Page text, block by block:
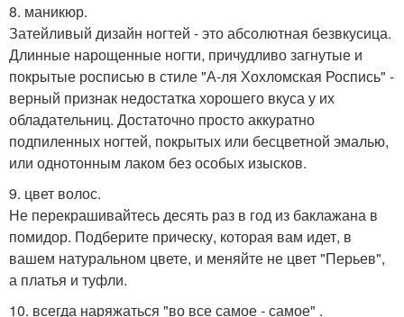
8. маникюр.
Затейливый дизайн ногтей - это абсолютная безвкусица.
Длинные нарощенные ногти, причудливо загнутые и
покрытые росписью в стиле "А-ля Хохломская Роспись" -
верный признак недостатка хорошего вкуса у их
обладательниц. Достаточно просто аккуратно
подпиленных ногтей, покрытых или бесцветной эмалью,
или однотонным лаком без особых изысков.
9. цвет волос.
Не перекрашивайтесь десять раз в год из баклажана в
помидор. Подберите прическу, которая вам идет, в
вашем натуральном цвете, и меняйте не цвет "Перьев",
а платья и туфли.
10. всегда наряжаться "во все самое - самое" .